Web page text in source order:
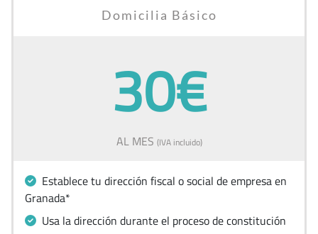
Domicilia Básico
30€
AL MES (IVA incluido)
Establece tu dirección fiscal o social de empresa en
Granada*
Usa la dirección durante el proceso de constitución